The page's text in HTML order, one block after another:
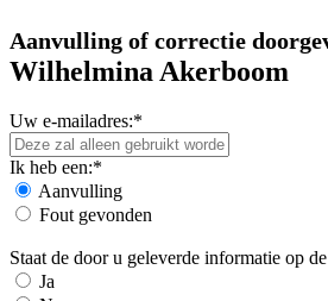
Aanvulling of correctie
Wilhelmina Akerboom
Uw e-mailadres:*
Ik heb een:*
Aanvulling
Fout gevonden
Staat de door u geleverde informatie op
Ja